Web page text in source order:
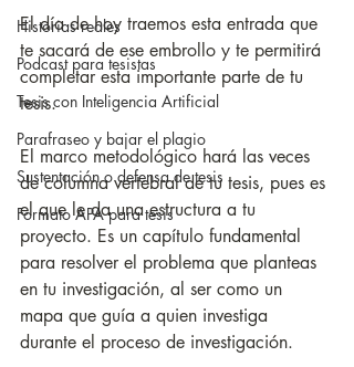
Historias reales
Podcast para tesistas
Tesis con Inteligencia Artificial
Parafraseo y bajar el plagio
Sustentación o defensa de tesis
Formato APA para tesis
El día de hoy traemos esta entrada que
te sacará de ese embrollo y te permitirá
completar esta importante parte de tu
tesis.
El marco metodológico hará las veces
de columna vertebral de tu tesis, pues es
el que le da una estructura a tu
proyecto. Es un capítulo fundamental
para resolver el problema que planteas
en tu investigación, al ser como un
mapa que guía a quien investiga
durante el proceso de investigación.